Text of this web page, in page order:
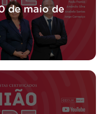
de maio de